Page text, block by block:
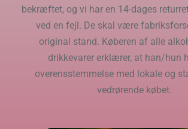
bekræftet, og vi har en 14-dages
ved en fejl. De skal være
original stand. Køberen af ​​alle
drikkevarer erklærer, at han/hun
overensstemmelse med lokale og
vedrørende købet.